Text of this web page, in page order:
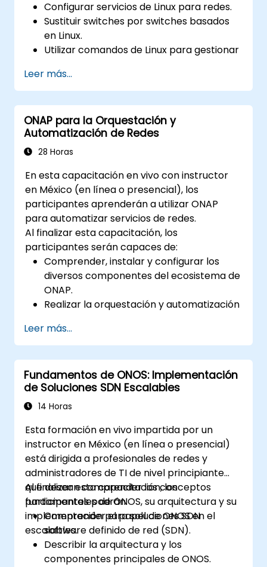
Configurar servicios de Linux para redes.
Sustituir switches por switches basados
en Linux.
Utilizar comandos de Linux para gestionar
Configurar una red SDN para automatizar
el mantenimiento de la red.
Leer más...
ONAP para la Orquestación y
Automatización de Redes
28 Horas
En esta capacitación en vivo con instructor
en México (en línea o presencial), los
participantes aprenderán a utilizar ONAP
para automatizar servicios de redes.
Al finalizar esta capacitación, los
participantes serán capaces de:
Comprender, instalar y configurar los
diversos componentes del ecosistema de
ONAP.
Realizar la orquestación y automatización
y virtuales basadas en políticas.
Diseñar, crear, orquestar y monitorear
VNFs (Funciones de Red Virtualizadas),
SDNs y otros servicios de red.
Gestionar eficientemente todo el ciclo de
vida de la red mediante un enfoque
Desarrollar, implementar y escalar una
red utilizando las últimas tecnologías y
prácticas de código abierto.
Leer más...
Fundamentos de ONOS: Implementación
de Soluciones SDN Escalables
14 Horas
Esta formación en vivo impartida por un
instructor en México (en línea o presencial)
está dirigida a profesionales de redes y
administradores de TI de nivel principiante
que desean comprender los conceptos
fundamentales de ONOS, su arquitectura y su
implementación para soluciones SDN
escalables.
Al finalizar esta capacitación, los
participantes podrán:
Comprender el papel de ONOS en el
software definido de red (SDN).
Describir la arquitectura y los
componentes principales de ONOS.